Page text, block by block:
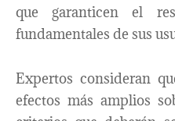
que garanticen el
fundamentales de sus
Expertos consideran
efectos más amplios